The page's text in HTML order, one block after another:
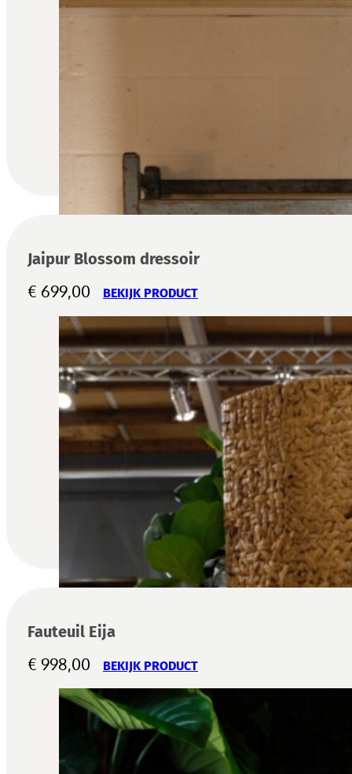
Jaipur Blossom dressoir
€ 699,00 BEKIJK PRODUCT
Fauteuil Eija
€ 998,00 BEKIJK PRODUCT